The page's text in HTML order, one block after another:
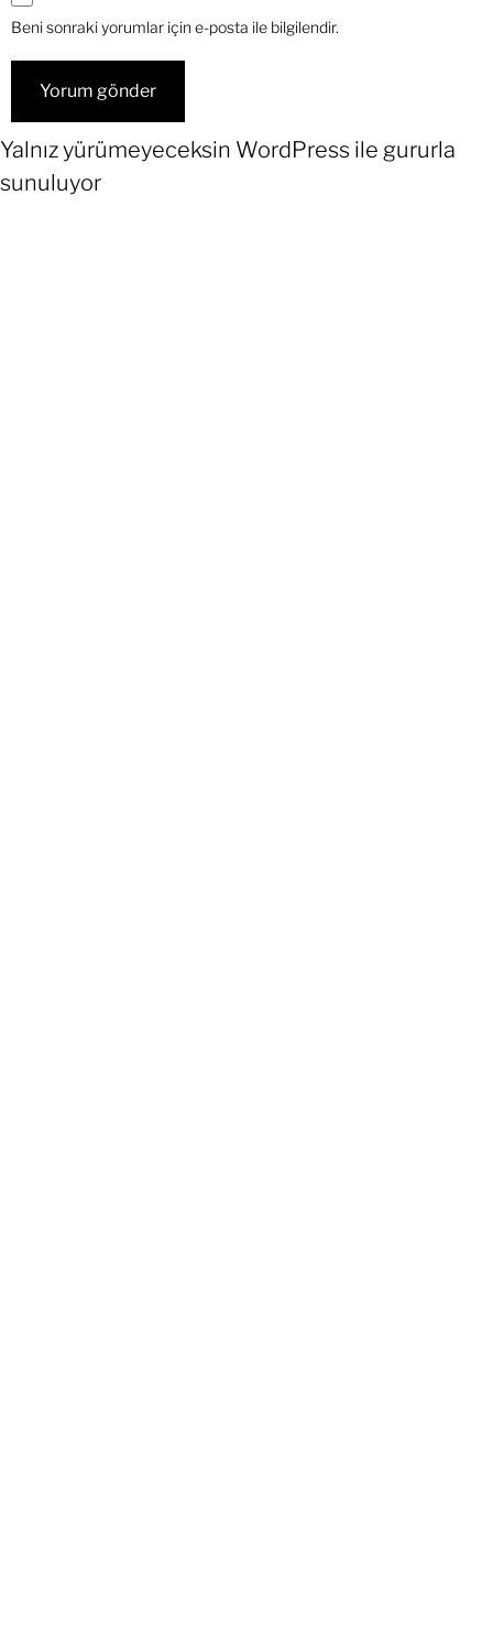
Beni sonraki yorumlar için e-posta ile bilgilendir.
Yalnız yürümeyeceksin WordPress ile gururla
sunuluyor